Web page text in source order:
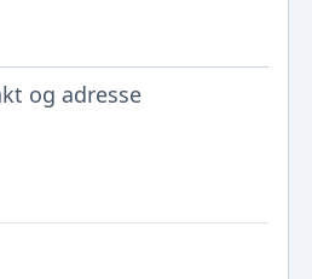
og adresse